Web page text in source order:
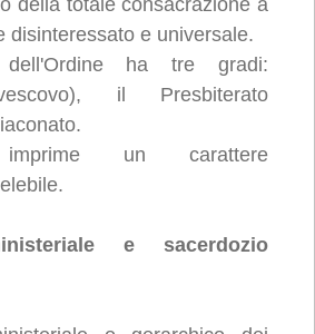
della totale consacrazione a
disinteressato e universale.
ha tre gradi:
il Presbiterato
imprime un carattere
e sacerdozio